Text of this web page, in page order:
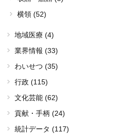
横領 (52)
地域医療 (4)
業界情報 (33)
わいせつ (35)
行政 (115)
文化芸能 (62)
貢献・手柄 (24)
統計データ (117)